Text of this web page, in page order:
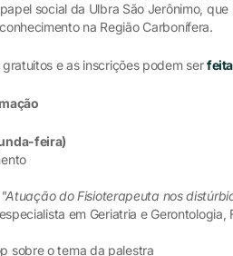
social da Ulbra São Jerônimo,
na Região Carbonífera.
gratuitos e as inscrições podem ser
feira)
"Atuação do Fisioterapeuta nos
em Geriatria e
sobre o tema da palestra